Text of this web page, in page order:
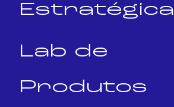
Estratégica
Lab de
Produtos